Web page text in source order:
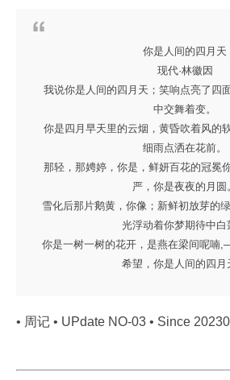
你是人间的四月天
现代·林徽因
我说你是人间的四月天；笑响点亮了四
中交舞着变。
你是四月早天里的云烟，黄昏吹着风的
细雨点洒在花前。
那轻，那娉婷，你是，鲜妍百花的冠冕
严，你是夜夜的月圆
雪化后那片鹅黄，你像；新鲜初放芽的
光浮动着你梦期待中白
你是一树一树的花开，是燕在梁间呢
希望，你是人间的四月
• 周记 • UPdate NO-03 • Since